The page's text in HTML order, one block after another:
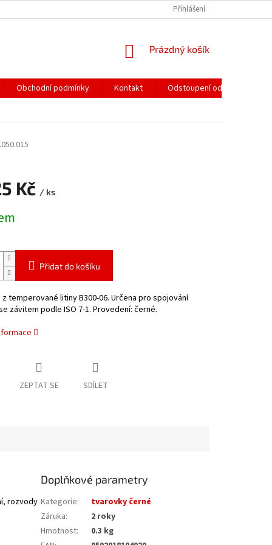
Přihlášení
NÁKUPNÍ
Prázdný košík
Obchodní podmínky Kontakt
Odstoupení od smlouvy
Kč / ks
Přidat do košíku
temperované litiny B300-06. Určena pro spojování
závitem podle ISO 7-1. Provedení: černé.
ZEPTAT SE SDÍLET
rozvody
Doplňkové parametry
Kategorie:
tvarovky černé
Záruka:
2 roky
Hmotnost:
0.3 kg